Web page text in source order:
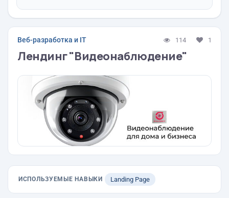
Веб-разработка и IT 114 1
Лендинг "Видеонаблюдение"
ИСПОЛЬЗУЕМЫЕ НАВЫКИ Landing Page